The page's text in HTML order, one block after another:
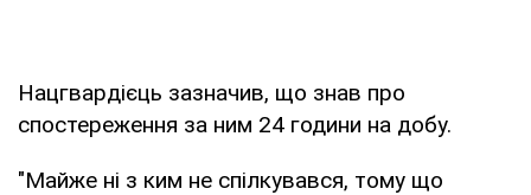
Нацгвардієць зазначив, що знав про
спостереження за ним 24 години на добу.
"Майже ні з ким не спілкувався, тому що